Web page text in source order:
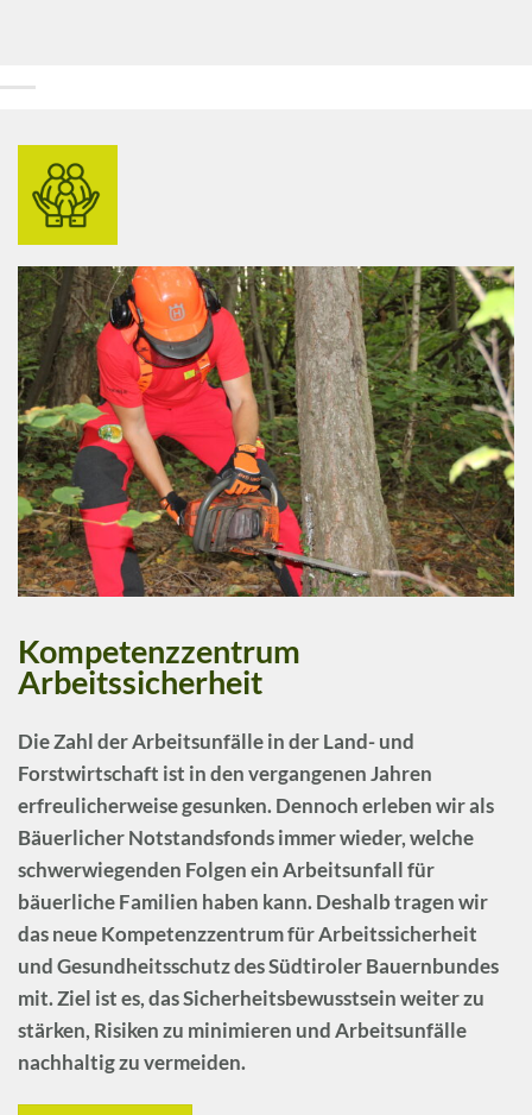
Kompetenzzentrum
Arbeitssicherheit
Die Zahl der Arbeitsunfälle in der Land- und
Forstwirtschaft ist in den vergangenen Jahren
erfreulicherweise gesunken. Dennoch erleben wir als
Bäuerlicher Notstandsfonds immer wieder, welche
schwerwiegenden Folgen ein Arbeitsunfall für
bäuerliche Familien haben kann. Deshalb tragen wir
das neueKompetenzzentrum für Arbeitssicherheit
und Gesundheitsschutzdes Südtiroler Bauernbundes
mit. Ziel ist es, das Sicherheitsbewusstsein weiter zu
stärken, Risiken zu minimieren und Arbeitsunfälle
nachhaltig zu vermeiden.